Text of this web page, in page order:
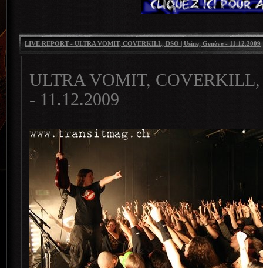
LIVE REPORT - ULTRA VOMIT, COVERKILL, DSO | Usine, Genève - 11.12.2009
ULTRA VOMIT, COVERKILL,
- 11.12.2009